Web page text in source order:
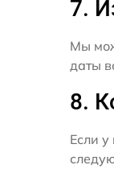
7.
Мы
даты
8.
Если